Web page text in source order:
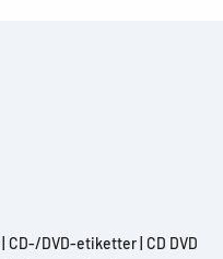
CD-/DVD-etiketter CD DVD